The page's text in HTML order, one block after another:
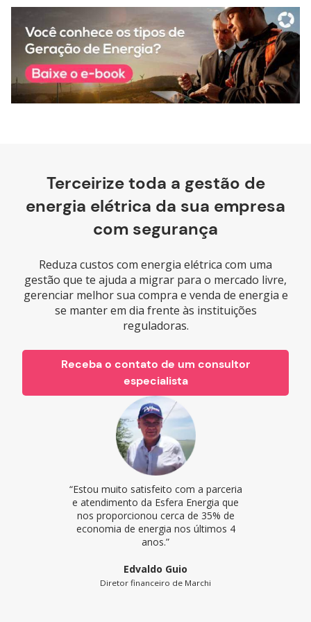
Terceirize toda a gestão de
energia elétrica da sua empresa
com segurança
Reduza custos com energia elétrica com uma
gestão que te ajuda a migrar para o mercado livre,
gerenciar melhor sua compra e venda de energia e
se manter em dia frente às instituições
reguladoras.
Receba o contato de um consultor
especialista
“Estou muito satisfeito com a parceria
e atendimento da Esfera Energia que
nos proporcionou cerca de 35% de
economia de energia nos últimos 4
anos.”
Edvaldo Guio
Diretor financeiro de Marchi